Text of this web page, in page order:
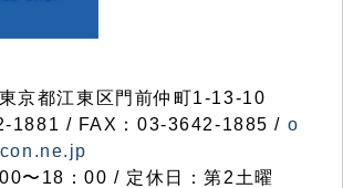
京都江東区門前仲町1-13-10
1881 / FAX：03-3642-1885 / o
〜18：00 / 定休日：第2土曜